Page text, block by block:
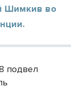
Шимкив во
подвел